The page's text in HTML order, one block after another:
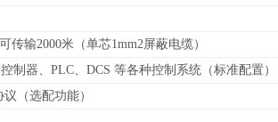
输2000米（单芯1mm2屏蔽电缆）
制器、PLC、DCS 等各种控制系统（标准配置）
议 （选配功能）